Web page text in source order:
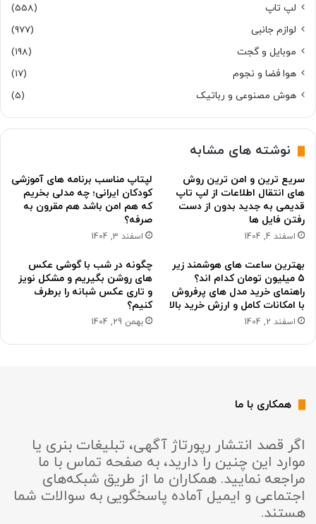
لپ تاپ
(558)
لوازم جانبی
(977)
موبایل و گجت
(198)
هوا فضا و نجوم
(17)
هوش مصنوعی و رباتیک
(5)
نوشته های مشابه
سریع ترین و امن ترین روش
های انتقال اطلاعات از لپ تاپ
قدیمی به جدید بدون از دست
رفتن فایل ها
اسفند 4, 1404
لپتاپ مناسب برنامه های آموزشی
کودکان ایرانی؛ چه مدلی بخریم
که هم امن باشد هم مقرون به
صرفه؟
اسفند 3, 1404
بهترین ساعت های هوشمند زیر
۵ میلیون تومان کدام اند؟
راهنمای خرید مدل های پرفروش
با امکانات کامل و ارزش خرید بالا
اسفند 2, 1404
چگونه در شب با گوشی عکس
های روشن بگیریم و مشکل نویز
و تاری عکس شبانه را برطرف
کنیم؟
بهمن 29, 1404
همکاری با ما
اگر قصد انتشار رپورتاژ آگهی، تبلیغات بنری یا
موارد این چنین را دارید، به صفحه تماس با ما
مراجعه نمایید. همکاران ما از طریق شبکه‌های
اجتماعی و ایمیل آماده پاسخگویی به سوالات شما
هستند.